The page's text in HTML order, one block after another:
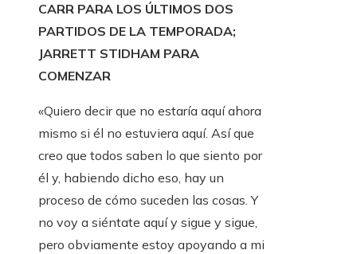
CARR PARA LOS ÚLTIMOS DOS
PARTIDOS DE LA TEMPORADA;
JARRETT STIDHAM PARA
COMENZAR
«Quiero decir que no estaría aquí ahora
mismo si él no estuviera aquí. Así que
creo que todos saben lo que siento por
él y, habiendo dicho eso, hay un
proceso de cómo suceden las cosas. Y
no voy a siéntate aquí y sigue y sigue,
pero obviamente estoy apoyando a mi